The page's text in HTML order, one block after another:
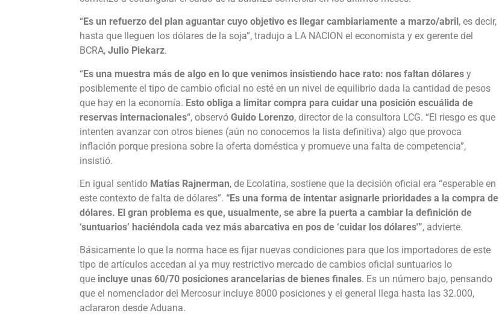
“Es un refuerzo del plan aguantar cuyo objetivo es llegar cambiariamente a marzo/abril , es decir,
hasta que lleguen los dólares de la soja”, tradujo a LA NACION el economista y ex gerente del
BCRA, Julio Piekarz.
“Es una muestra más de algo en lo que venimos insistiendo hace rato: nos faltan dólares y
posiblemente el tipo de cambio oficial no esté en un nivel de equilibrio dada la cantidad de pesos
que hay en la economía. Esto obliga a limitar compra para cuidar una posición escuálida de
reservas internacionales“, observó Guido Lorenzo, director de la consultora LCG. “El riesgo es que
intenten avanzar con otros bienes (aún no conocemos la lista definitiva) algo que provoca
inflación porque presiona sobre la oferta doméstica y promueve una falta de competencia”,
insistió.
En igual sentido Matías Rajnerman, de Ecolatina, sostiene que la decisión oficial era “esperable en
este contexto de falta de dólares”. “Es una forma de intentar asignarle prioridades a la compra de
dólares. El gran problema es que, usualmente, se abre la puerta a cambiar la definición de
‘suntuarios’ haciéndola cada vez más abarcativa en pos de ‘cuidar los dólares'”, advierte.
Básicamente lo que la norma hace es fijar nuevas condiciones para que los importadores de este
tipo de artículos accedan al ya muy restrictivo mercado de cambios oficial suntuarios lo
que incluye unas 60/70 posiciones arancelarias de bienes finales. Es un número bajo, pensando
que el nomenclador del Mercosur incluye 8000 posiciones y el general llega hasta las 32.000,
aclararon desde Aduana.